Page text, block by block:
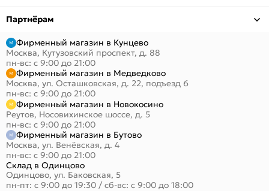
Партнёрам
Фирменный магазин в Кунцево
Москва, Кутузовский проспект, д. 88
пн-вс: с 9:00 до 21:00
Фирменный магазин в Медведково
Москва, ул. Осташковская, д. 22, подъезд 6
пн-вс: с 9:00 до 21:00
Фирменный магазин в Новокосино
Реутов, Носовихинское шоссе, д. 5
пн-вс: с 9:00 до 21:00
Фирменный магазин в Бутово
Москва, ул. Венёвская, д. 4
пн-вс: с 9:00 до 21:00
Склад в Одинцово
Одинцово, ул. Баковская, 5
пн-пт: с 9:00 до 19:30 / сб-вс: с 9:00 до 18:00